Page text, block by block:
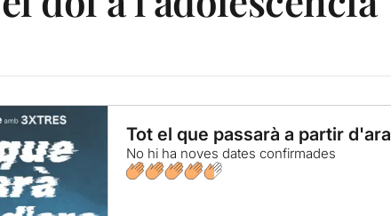
Tot el que passarà a partir d'ara
No hi ha noves dates confirmades